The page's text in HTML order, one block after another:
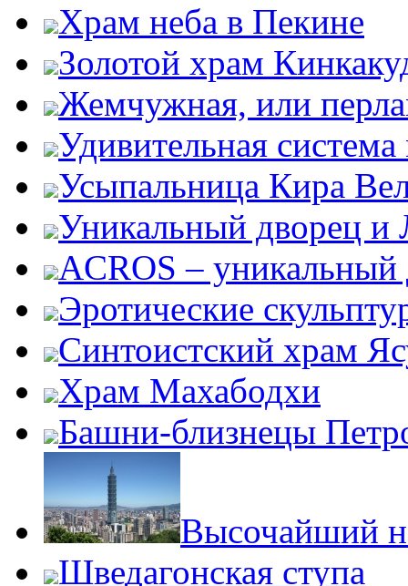
Храм неба в Пекине
Золотой храм
Жемчужная, или
Удивительная
Усыпальница Кира
Уникальный дворец и
ACROS – уникальный
Эротические
Синтоистский храм
Храм Махабодхи
Башни-близнецы
Высочайший
Шведагонская ступа